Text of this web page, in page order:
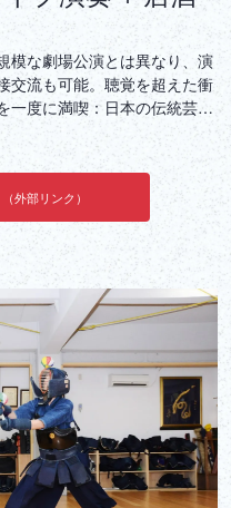
模な劇場公演とは異なり、演
交流も可能。聴覚を超えた衝
一度に満喫：日本の伝統芸能
に融合。深い文化体験：こ
のあるユニークな旅です。
（外部リンク）